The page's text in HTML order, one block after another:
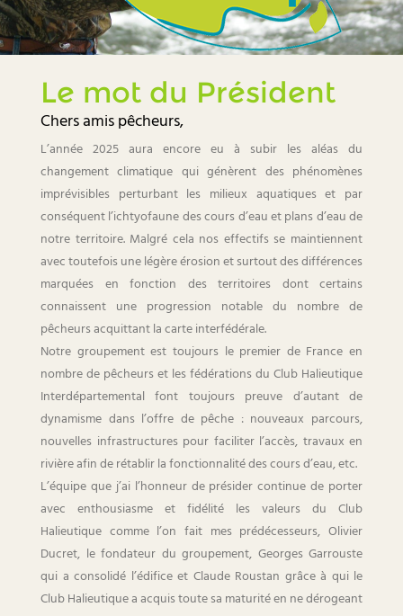
Le mot du Président
Chers amis pêcheurs,
L’année 2025 aura encore eu à subir les aléas du
changement climatique qui génèrent des phénomènes
imprévisibles perturbant les milieux aquatiques et par
conséquent l’ichtyofaune des cours d’eau et plans d’eau de
notre territoire. Malgré cela nos effectifs se maintiennent
avec toutefois une légère érosion et surtout des différences
marquées en fonction des territoires dont certains
connaissent une progression notable du nombre de
pêcheurs acquittant la carte interfédérale.
Notre groupement est toujours le premier de France en
nombre de pêcheurs et les fédérations du Club Halieutique
Interdépartemental font toujours preuve d’autant de
dynamisme dans l’offre de pêche : nouveaux parcours,
nouvelles infrastructures pour faciliter l’accès, travaux en
rivière afin de rétablir la fonctionnalité des cours d’eau, etc.
L’équipe que j’ai l’honneur de présider continue de porter
avec enthousiasme et fidélité les valeurs du Club
Halieutique comme l’on fait mes prédécesseurs, Olivier
Ducret, le fondateur du groupement, Georges Garrouste
qui a consolidé l’édifice et Claude Roustan grâce à qui le
Club Halieutique a acquis toute sa maturité en ne dérogeant